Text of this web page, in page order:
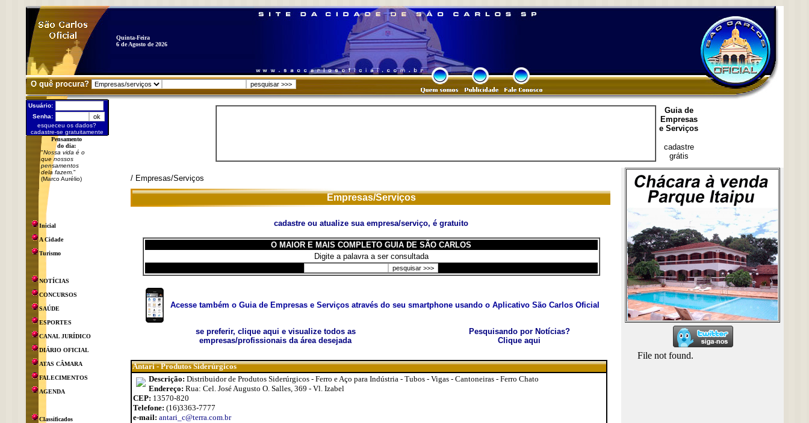
Quinta-Feira
6 de Agosto de 2026
O quê procura?
Usuário:
Senha:
esqueceu os dados?
cadastre-se gratuitamente
Pensamento
do dia:
"Nossa vida é o
que nossos
pensamentos
dela fazem. "
(Marco Aurélio)
Inicial
A Cidade
Turismo
NOTÍCIAS
CONCURSOS
SAÚDE
ESPORTES
CANAL JURÍDICO
DIÁRIO OFICIAL
ATAS CÂMARA
FALECIMENTOS
AGENDA
Classificados
Guia de
Empresas
e Serviços
cadastre
grátis
/ Empresas/Serviços
Empresas/Serviços
cadastre ou atualize sua empresa/serviço, é gratuito
O MAIOR E MAIS COMPLETO GUIA DE SÃO CARLOS
Digite a palavra a ser consultada
Acesse também o Guia de Empresas e Serviços através do seu smartphone usando o Aplicativo São Carlos Oficial
se preferir, clique aqui e visualize todos as
empresas/profissionais da área desejada
Pesquisando por Notícias?
Clique aqui
Antari - Produtos Siderúrgicos
Descrição: Distribuidor de Produtos Siderúrgicos - Ferro e Aço para Indústria - Tubos - Vigas - Cantoneiras - Ferro Chato
Endereço: Rua: Cel. José Augusto O. Salles, 369 - Vl. Izabel
CEP: 13570-820
Telefone: (16)3363-7777
e-mail: antari_c@terra.com.br